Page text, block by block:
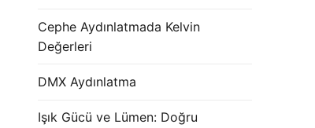
Cephe Aydınlatmada Kelvin
Değerleri
DMX Aydınlatma
Işık Gücü ve Lümen: Doğru